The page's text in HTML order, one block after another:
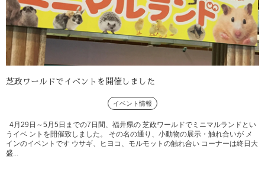
芝政ワールドでイベントを開催しました
イベント情報
4月29日～5月5日までの7日間、福井県の 芝政ワールドでミニマルランドとい
うイベ ントを開催致しました。 その名の通り、小動物の展示・触れ合いが メ
インのイベントです ウサギ、ヒヨコ、モルモットの触れ合い コーナーは終日大
盛...